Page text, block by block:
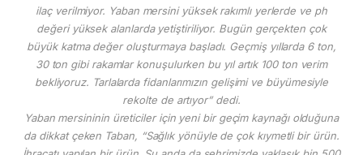
ilaç verilmiyor. Yaban mersini yüksek rakımlı yerlerde ve ph
değeri yüksek alanlarda yetiştiriliyor. Bugün gerçekten çok
büyük katma değer oluşturmaya başladı. Geçmiş yıllarda 6 ton,
30 ton gibi rakamlar konuşulurken bu yıl artık 100 ton verim
bekliyoruz. Tarlalarda fidanlarımızın gelişimi ve büyümesiyle
rekolte de artıyor” dedi.
Yaban mersininin üreticiler için yeni bir geçim kaynağı olduğuna
da dikkat çeken Taban, “Sağlık yönüyle de çok kıymetli bir ürün.